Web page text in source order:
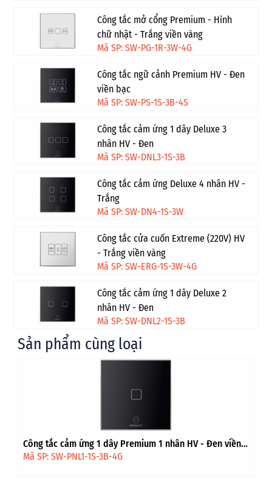
Công tắc mở cổng Premium - Hình
chữ nhật - Trắng viền vàng
Mã SP: SW-PG-1R-3W-4G
Công tắc ngữ cảnh Premium HV - Đen
viền bạc
Mã SP: SW-PS-1S-3B-4S
Công tắc cảm ứng 1 dây Deluxe 3
nhân HV - Đen
Mã SP: SW-DNL3-1S-3B
Công tắc cảm ứng Deluxe 4 nhân HV -
Trắng
Mã SP: SW-DN4-1S-3W
Công tắc cửa cuốn Extreme (220V) HV
- Trắng viền vàng
Mã SP: SW-ERG-1S-3W-4G
Công tắc cảm ứng 1 dây Deluxe 2
nhân HV - Đen
Mã SP: SW-DNL2-1S-3B
Sản phẩm cùng loại
Công tắc cảm ứng 1 dây Premium 1 nhân HV - Đen viền
vàng
Mã SP: SW-PNL1-1S-3B-4G